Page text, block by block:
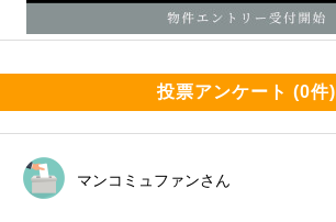
投票アンケート (0件)
マンコミュファンさん